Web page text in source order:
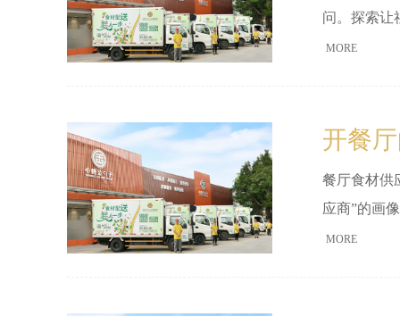
问。探索让
MORE
开餐
餐厅食材供
应商”的画
MORE